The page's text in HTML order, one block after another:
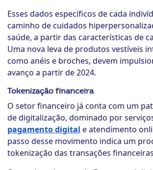
Esses dados específicos de cada
caminho de cuidados
saúde, a partir das características de
Uma nova leva de produtos vestíveis
como anéis e broches, devem
avanço a partir de 2024.
Tokenização financeira
O setor financeiro já conta com um
de digitalização, dominado por
pagamento digital e atendimento
passo desse movimento indica um
tokenização das transações